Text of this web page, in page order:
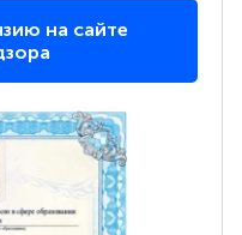
на сайте